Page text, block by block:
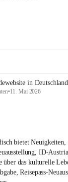
in Deutschland
•11. Mai 2026
bietet Neuigkeiten,
ID-
über das kulturelle
Reisepass-